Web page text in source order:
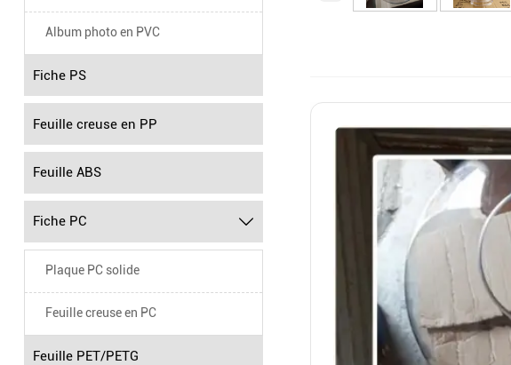
Album photo en PVC
Fiche PS
Feuille creuse en PP
Feuille ABS
Fiche PC 
Plaque PC solide
Feuille creuse en PC
Feuille PET/PETG